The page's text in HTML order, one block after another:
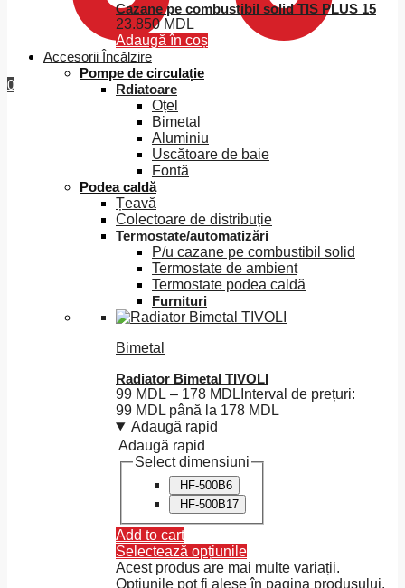
0
Cazane pe combustibil solid TIS PLUS 15
23.850MDL
Adaugă în coș
Accesorii Încălzire
Pompe de circulație
Rdiatoare
Oțel
Bimetal
Aluminiu
Uscătoare de baie
Fontă
Podea caldă
Țeavă
Colectoare de distribuție
Termostate/automatizări
P/u cazane pe combustibil solid
Termostate de ambient
Termostate podea caldă
Furnituri
Bimetal
Radiator Bimetal TIVOLI
99 MDL – 178 MDL Interval de prețuri:
99 MDL până la 178 MDL
Adaugă rapid
Adaugă rapid
Select dimensiuni
HF-500B6
HF-500B17
Add to cart
Selectează opțiunile
Acest produs are mai multe variații.
Opțiunile pot fi alese în pagina produsului.